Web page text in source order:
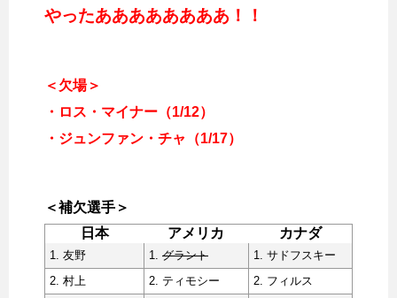
やったああああああああ！！
＜欠場＞
・ロス・マイナー（1/12）
・ジュンファン・チャ（1/17）
＜補欠選手＞
日本
アメリカ カナダ
1. 友野 1. グラント
1. サドフスキー
2. 村上
2. ティモシー
2. フィルス